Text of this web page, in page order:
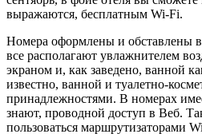
выражаются, бесплатным Wi-Fi.
Номера оформлены и обставлены
все располагают увлажнителем
экраном и, как заведено, ванной
известно, ванной и туалетно-
принадлежностями. В номерах
знают, проводной доступ в Веб.
пользоваться маршрутизаторами